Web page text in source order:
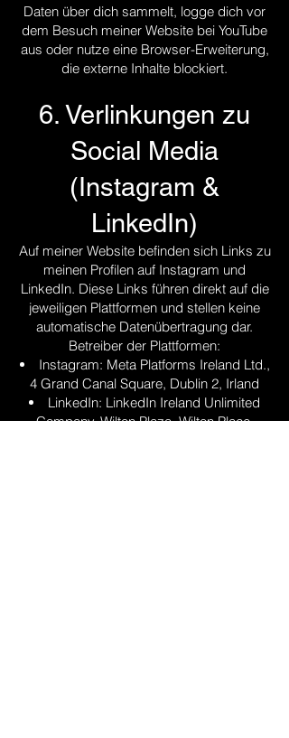
Daten über dich sammelt, logge dich vor
dem Besuch meiner Website bei YouTube
aus oder nutze eine Browser-Erweiterung,
die externe Inhalte blockiert.
6. Verlinkungen zu
Social Media
(Instagram &
LinkedIn)
Auf meiner Website befinden sich Links zu
meinen Profilen auf Instagram und
LinkedIn. Diese Links führen direkt auf die
jeweiligen Plattformen und stellen keine
automatische Datenübertragung dar.
Betreiber der Plattformen:
Instagram: Meta Platforms Ireland Ltd.,
4 Grand Canal Square, Dublin 2, Irland
LinkedIn: LinkedIn Ireland Unlimited
Company, Wilton Plaza, Wilton Place,